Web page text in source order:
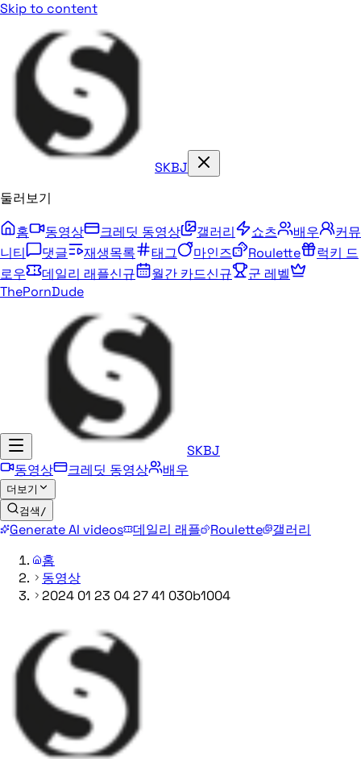
Skip to content
SKBJ
둘러보기
홈
동영상 크레딧 동영상 갤러리 쇼츠 배우
커뮤
니티
댓글 재생목록 태그 마인즈 Roulette
럭키 드
로우
데일리 래플신규 월간 카드신규
군 레벨
ThePornDude
SKBJ
동영상
크레딧 동영상 배우
더보기
검색 /
Generate AI videos 데일리 래플 Roulette
갤러리
홈
동영상
2024 01 23 04 27 41 030b1004